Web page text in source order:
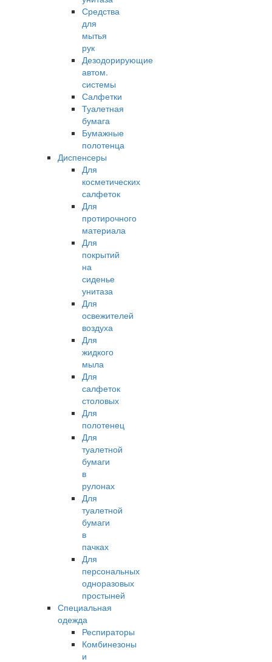
Средства
для
мытья
рук
Дезодорирующие
автом.
системы
Салфетки
Туалетная
бумага
Бумажные
полотенца
Диспенсеры
Для
косметических
салфеток
Для
протирочного
материала
Для
покрытий
на
сиденье
унитаза
Для
освежителей
воздуха
Для
жидкого
мыла
Для
салфеток
столовых
Для
полотенец
Для
туалетной
бумаги
в
рулонах
Для
туалетной
бумаги
в
пачках
Для
персональных
одноразовых
простыней
Специальная
одежда
Респираторы
Комбинезоны
и